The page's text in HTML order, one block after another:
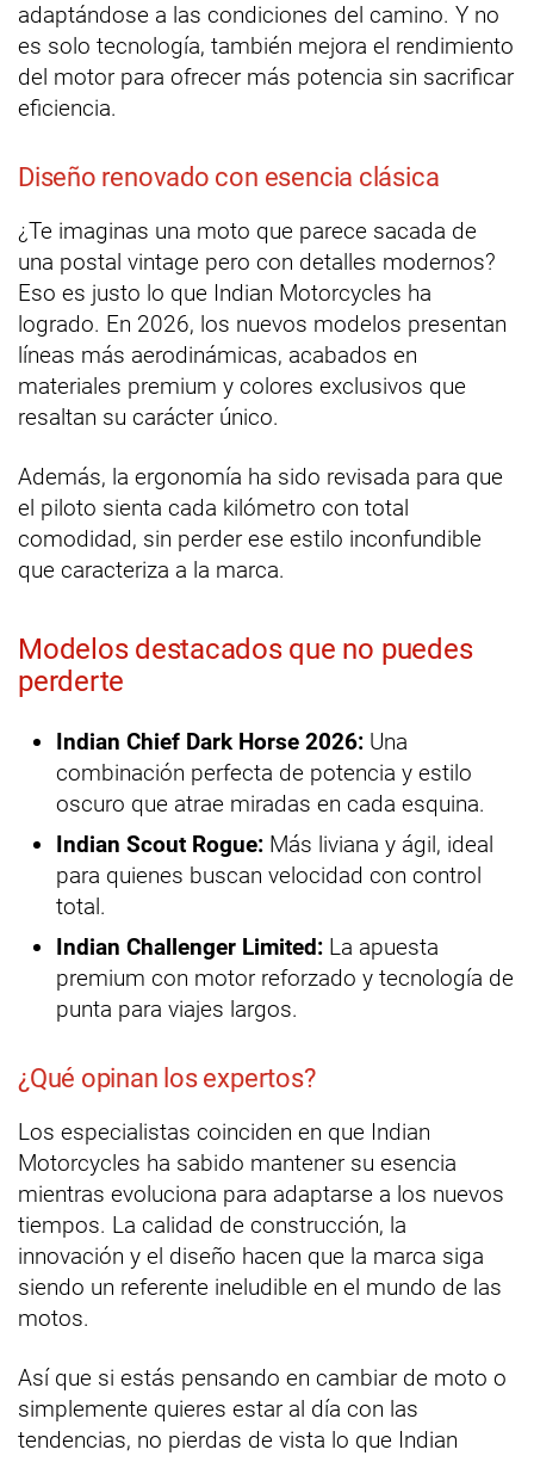
adaptándose a las condiciones del camino. Y no
es solo tecnología, también mejora el rendimiento
del motor para ofrecer más potencia sin sacrificar
eficiencia.
Diseño renovado con esencia clásica
¿Te imaginas una moto que parece sacada de
una postal vintage pero con detalles modernos?
Eso es justo lo que Indian Motorcycles ha
logrado. En 2026, los nuevos modelos presentan
líneas más aerodinámicas, acabados en
materiales premium y colores exclusivos que
resaltan su carácter único.
Además, la ergonomía ha sido revisada para que
el piloto sienta cada kilómetro con total
comodidad, sin perder ese estilo inconfundible
que caracteriza a la marca.
Modelos destacados que no puedes
perderte
Indian Chief Dark Horse 2026: Una
combinación perfecta de potencia y estilo
oscuro que atrae miradas en cada esquina.
Indian Scout Rogue: Más liviana y ágil, ideal
para quienes buscan velocidad con control
total.
Indian Challenger Limited: La apuesta
premium con motor reforzado y tecnología de
punta para viajes largos.
¿Qué opinan los expertos?
Los especialistas coinciden en que Indian
Motorcycles ha sabido mantener su esencia
mientras evoluciona para adaptarse a los nuevos
tiempos. La calidad de construcción, la
innovación y el diseño hacen que la marca siga
siendo un referente ineludible en el mundo de las
motos.
Así que si estás pensando en cambiar de moto o
simplemente quieres estar al día con las
tendencias, no pierdas de vista lo que Indian